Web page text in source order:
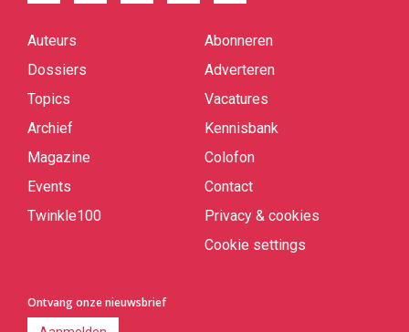
Quick
Auteurs
Dossiers
Topics
Archief
Magazine
Events
Twinkle100
Abonneren
Adverteren
Vacatures
Kennisbank
Colofon
Contact
Privacy & cookies
Cookie settings
Ontvang onze nieuwsbrief